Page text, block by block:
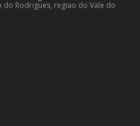
Rodrigues, regiao do Vale do